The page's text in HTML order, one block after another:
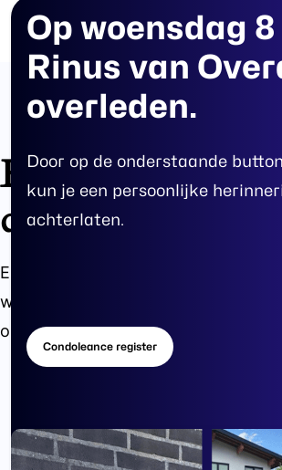
Skip
main
content
Er zijn
dingen in het
Er is iets moois in het vooruitzicht!
wordt momenteel gebouwd en zal
online komen!
Op woensdag 8
Rinus van
overleden.
Door op de onderstaande
kun je een persoonlijke
achterlaten.
Condoleance register